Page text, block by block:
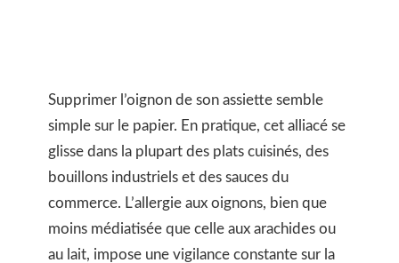
Supprimer l’oignon de son assiette semble
simple sur le papier. En pratique, cet alliacé se
glisse dans la plupart des plats cuisinés, des
bouillons industriels et des sauces du
commerce. L’allergie aux oignons, bien que
moins médiatisée que celle aux arachides ou
au lait, impose une vigilance constante sur la